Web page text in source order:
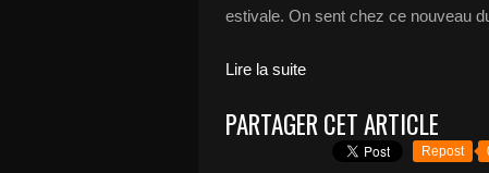
estivale. On sent chez ce nouveau
Lire la suite
PARTAGER CET ARTICLE
Repost